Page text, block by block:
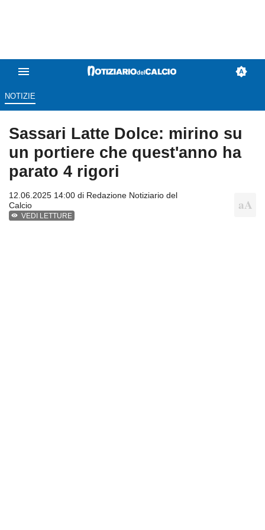
NOTIZIE
Sassari Latte Dolce: mirino su
un portiere che quest'anno ha
parato 4 rigori
12.06.2025 14:00 di Redazione Notiziario del
Calcio
VEDI LETTURE